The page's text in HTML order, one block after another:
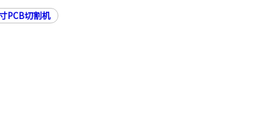
PCB切割机